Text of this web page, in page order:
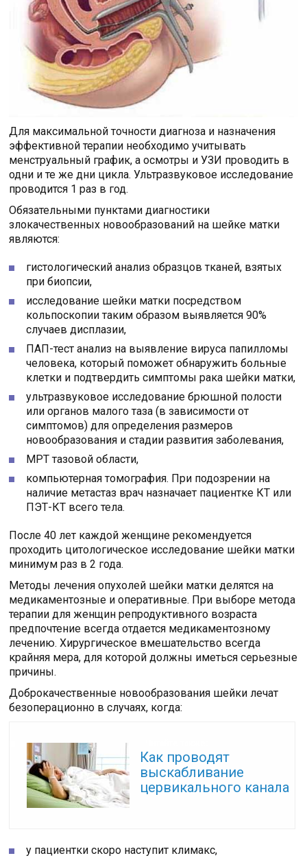
Для максимальной точности диагноза и назначения
эффективной терапии необходимо учитывать
менструальный график, а осмотры и УЗИ проводить в
одни и те же дни цикла. Ультразвуковое исследование
проводится 1 раз в год.
Обязательными пунктами диагностики
злокачественных новообразований на шейке матки
являются:
гистологический анализ образцов тканей, взятых
при биопсии,
исследование шейки матки посредством
кольпоскопии таким образом выявляется 90%
случаев дисплазии,
ПАП-тест анализ на выявление вируса папилломы
человека, который поможет обнаружить больные
клетки и подтвердить симптомы рака шейки матки,
ультразвуковое исследование брюшной полости
или органов малого таза (в зависимости от
симптомов) для определения размеров
новообразования и стадии развития заболевания,
МРТ тазовой области,
компьютерная томография. При подозрении на
наличие метастаз врач назначает пациентке КТ или
ПЭТ-КТ всего тела.
После 40 лет каждой женщине рекомендуется
проходить цитологическое исследование шейки матки
минимум раз в 2 года.
Методы лечения опухолей шейки матки делятся на
медикаментозные и оперативные. При выборе метода
терапии для женщин репродуктивного возраста
предпочтение всегда отдается медикаментозному
лечению. Хирургическое вмешательство всегда
крайняя мера, для которой должны иметься серьезные
причины.
Доброкачественные новообразования шейки лечат
безоперационно в случаях, когда:
Как проводят
выскабливание
цервикального канала
у пациентки скоро наступит климакс,